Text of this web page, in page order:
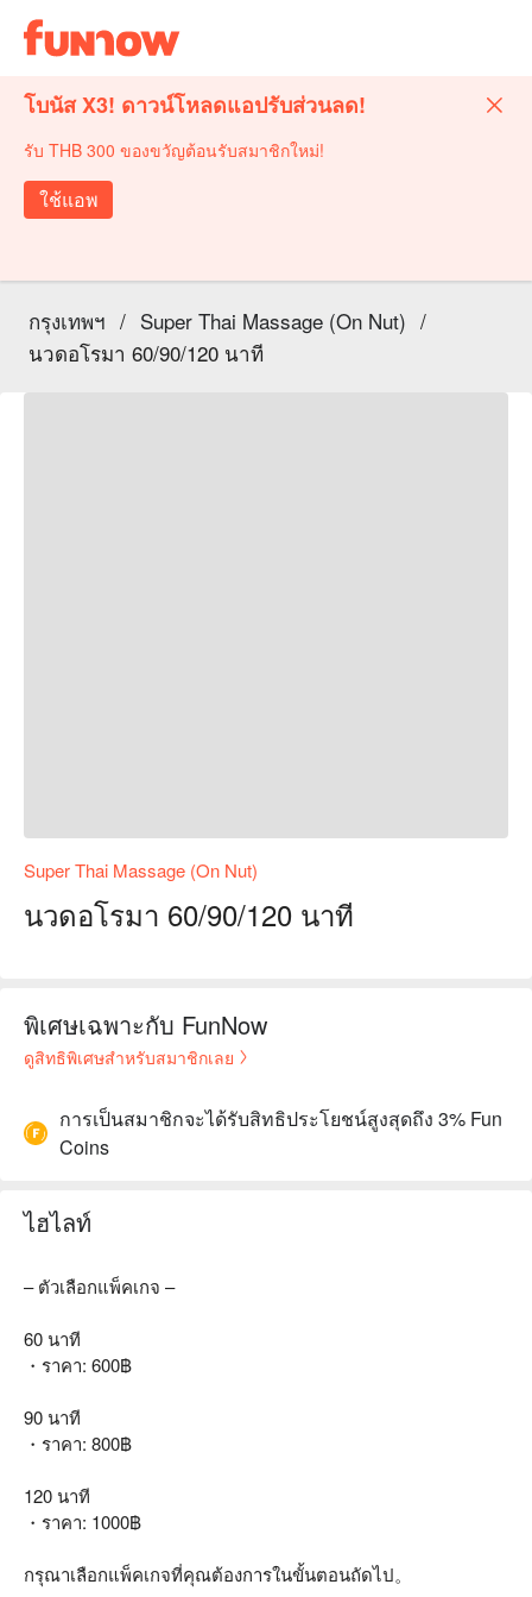
โบนัส X3! ดาวน์โหลดแอปรับส่วนลด!
รับ THB 300 ของขวัญต้อนรับสมาชิกใหม่!
ใช้แอพ
กรุงเทพฯ / Super Thai Massage (On Nut) /
นวดอโรมา 60/90/120 นาที
Super Thai Massage (On Nut)
นวดอโรมา 60/90/120 นาที
พิเศษเฉพาะกับ FunNow
ดูสิทธิพิเศษสำหรับสมาชิกเลย
การเป็นสมาชิกจะได้รับสิทธิประโยชน์สูงสุดถึง 3% Fun
Coins
ไฮไลท์
– ตัวเลือกแพ็คเกจ –
60 นาที
・ราคา: 600฿
90 นาที
・ราคา: 800฿
120 นาที
・ราคา: 1000฿
กรุณาเลือกแพ็คเกจที่คุณต้องการในขั้นตอนถัดไป。